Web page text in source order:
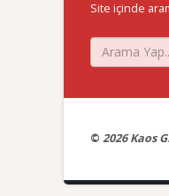
Site içinde
© 2026 Kaos